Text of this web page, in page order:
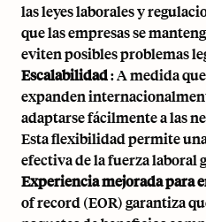
las leyes laborales y
que las empresas se
eviten posibles problemas
Escalabilidad: A medida
expanden
adaptarse fácilmente a las
Esta flexibilidad permite
efectiva de la fuerza laboral
Experiencia mejorada para
of record (EOR) garantiza